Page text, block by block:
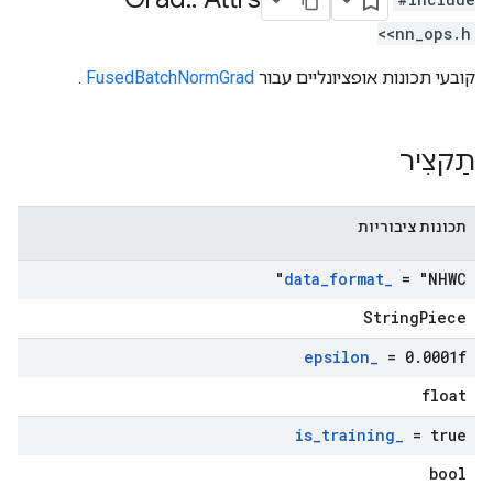
<nn_ops.h>
קובעי תכונות אופציונליים עבור FusedBatchNormGrad
.
תַקצִיר
תכונות ציבוריות
data_format_ = "NHWC"
StringPiece
epsilon_ = 0. 0001f
float
is_training_ = true
bool